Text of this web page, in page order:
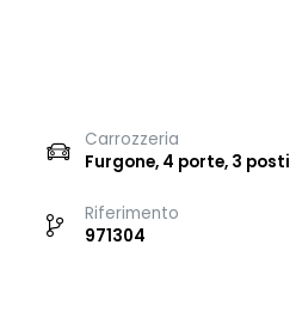
Carrozzeria
Furgone, 4 porte, 3 posti
Riferimento
971304